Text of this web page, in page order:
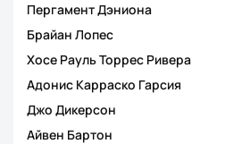
Пергамент Дэниона
Брайан Лопес
Хосе Рауль Торрес Ривера
Адонис Карраско Гарсия
Джо Дикерсон
Айвен Бартон